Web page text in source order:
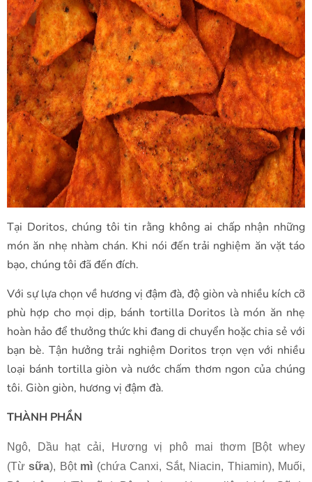
Tại Doritos, chúng tôi tin rằng không ai chấp nhận những
món ăn nhẹ nhàm chán. Khi nói đến trải nghiệm ăn vặt táo
bạo, chúng tôi đã đến đích.
Với sự lựa chọn về hương vị đậm đà, độ giòn và nhiều kích cỡ
phù hợp cho mọi dịp, bánh tortilla Doritos là món ăn nhẹ
hoàn hảo để thưởng thức khi đang di chuyển hoặc chia sẻ với
bạn bè. Tận hưởng trải nghiệm Doritos trọn vẹn với nhiều
loại bánh tortilla giòn và nước chấm thơm ngon của chúng
tôi. Giòn giòn, hương vị đậm đà.
THÀNH PHẦN
Ngô, Dầu hạt cải, Hương vị phô mai thơm [Bột whey
(Từsữa), Bột mì (chứa Canxi, Sắt, Niacin, Thiamin), Muối,